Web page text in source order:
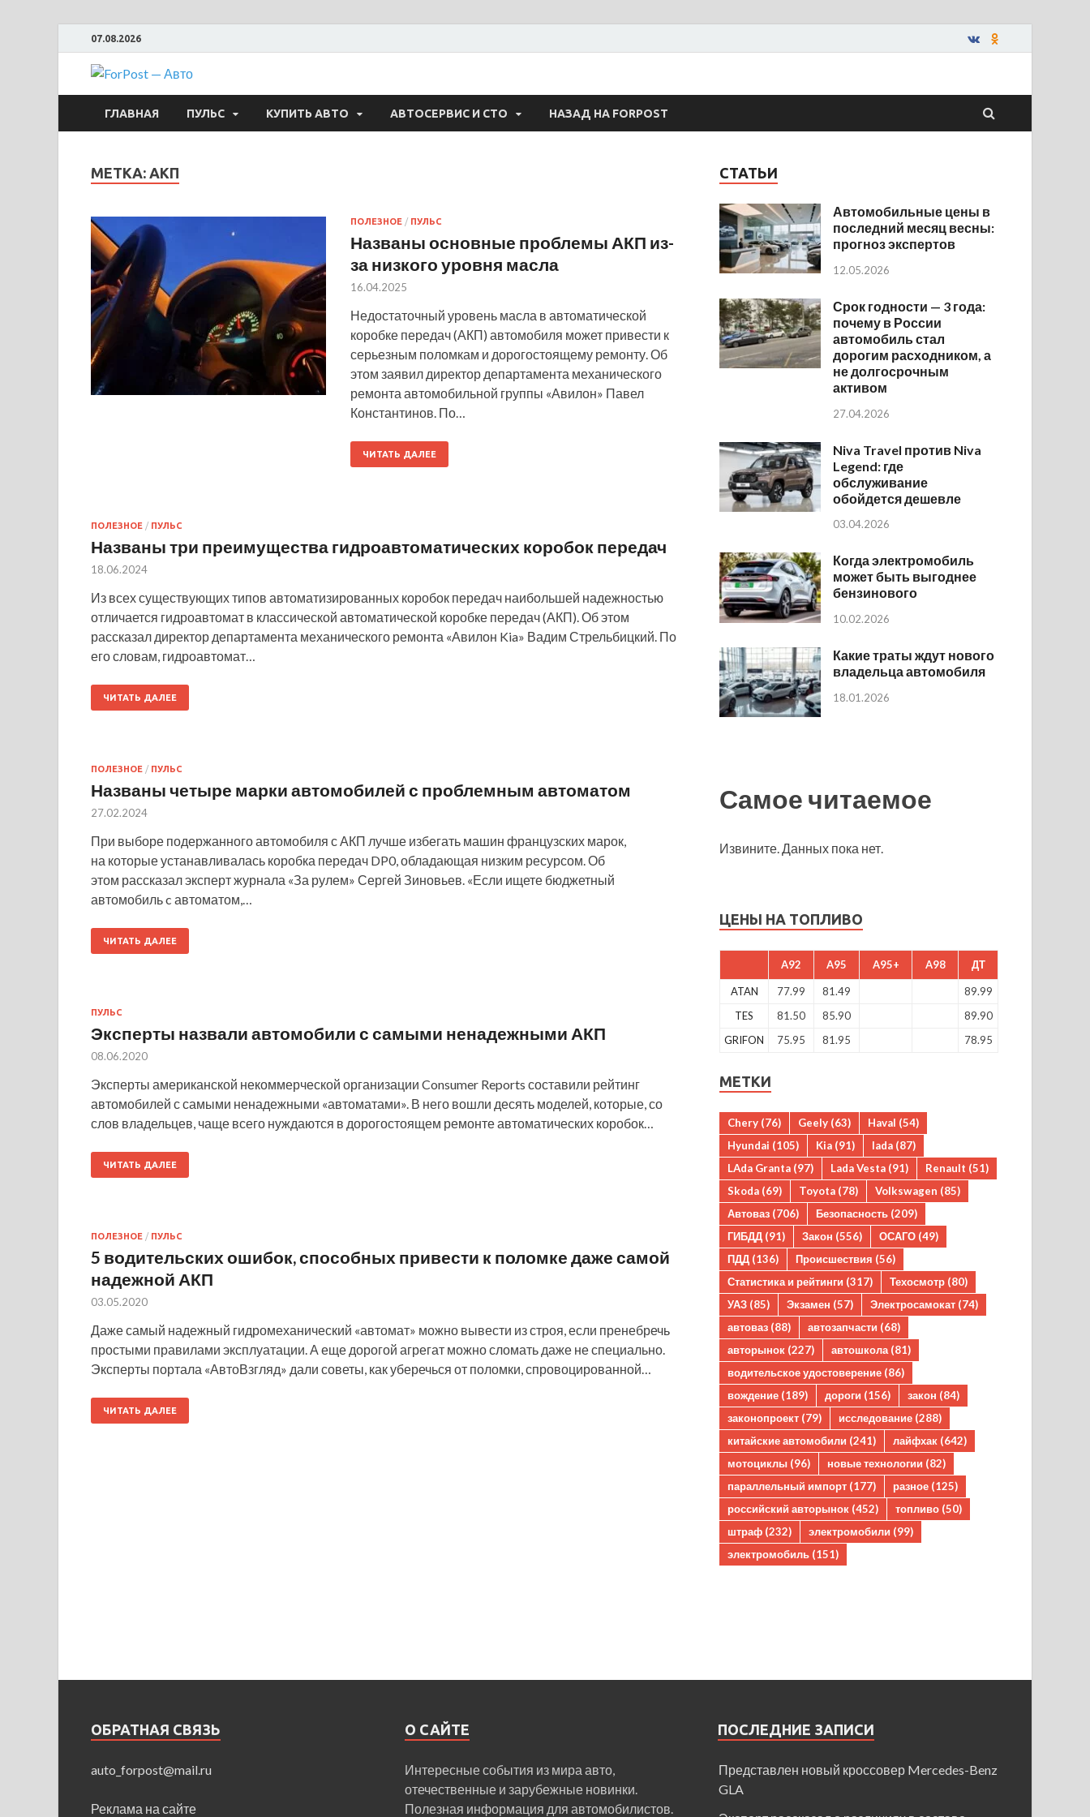
07.08.2026
ForPost — Авто
ГЛАВНАЯ ПУЛЬС КУПИТЬ АВТО АВТОСЕРВИС И СТО НАЗАД НА FORPOST
МЕТКА: АКП
ПОЛЕЗНОЕ / ПУЛЬС
Названы основные проблемы АКП из-
за низкого уровня масла
16.04.2025
Недостаточный уровень масла в автоматической
коробке передач (АКП) автомобиля может привести к
серьезным поломкам и дорогостоящему ремонту. Об
этом заявил директор департамента механического
ремонта автомобильной группы «Авилон» Павел
Константинов. По…
ЧИТАТЬ ДАЛЕЕ
ПОЛЕЗНОЕ / ПУЛЬС
Названы три преимущества гидроавтоматических коробок передач
18.06.2024
Из всех существующих типов автоматизированных коробок передач наибольшей надежностью
отличается гидроавтомат в классической автоматической коробке передач (АКП). Об этом
рассказал директор департамента механического ремонта «Авилон Kia» Вадим Стрельбицкий. По
его словам, гидроавтомат…
ЧИТАТЬ ДАЛЕЕ
ПОЛЕЗНОЕ / ПУЛЬС
Названы четыре марки автомобилей с проблемным автоматом
27.02.2024
При выборе подержанного автомобиля с АКП лучше избегать машин французских марок,
на которые устанавливалась коробка передач DP0, обладающая низким ресурсом. Об
этом рассказал эксперт журнала «За рулем» Сергей Зиновьев. «Если ищете бюджетный
автомобиль c автоматом,…
ЧИТАТЬ ДАЛЕЕ
ПУЛЬС
Эксперты назвали автомобили с самыми ненадежными АКП
08.06.2020
Эксперты американской некоммерческой организации Consumer Reports составили рейтинг
автомобилей с самыми ненадежными «автоматами». В него вошли десять моделей, которые, со
слов владельцев, чаще всего нуждаются в дорогостоящем ремонте автоматических коробок…
ЧИТАТЬ ДАЛЕЕ
ПОЛЕЗНОЕ / ПУЛЬС
5 водительских ошибок, способных привести к поломке даже самой
надежной АКП
03.05.2020
Даже самый надежный гидромеханический «автомат» можно вывести из строя, если пренебречь
простыми правилами эксплуатации. А еще дорогой агрегат можно сломать даже не специально.
Эксперты портала «АвтоВзгляд» дали советы, как уберечься от поломки, спровоцированной…
ЧИТАТЬ ДАЛЕЕ
СТАТЬИ
Автомобильные цены в
последний месяц весны:
прогноз экспертов
12.05.2026
Срок годности — 3 года:
почему в России
автомобиль стал
дорогим расходником, а
не долгосрочным
активом
27.04.2026
Niva Travel против Niva
Legend: где
обслуживание
обойдется дешевле
03.04.2026
Когда электромобиль
может быть выгоднее
бензинового
10.02.2026
Какие траты ждут нового
владельца автомобиля
18.01.2026
Самое читаемое
Извините. Данных пока нет.
ЦЕНЫ НА ТОПЛИВО
A92 A95 A95+ A98 ДТ
ATAN 77.99 81.49
89.99
TES
81.50 85.90
89.90
GRIFON
75.95 81.95 78.95
МЕТКИ
Chery (76) Geely (63) Haval (54)
Hyundai (105) Kia (91) lada (87)
LAda Granta (97) Lada Vesta (91) Renault (51)
Skoda (69) Toyota (78) Volkswagen (85)
Автоваз (706) Безопасность (209)
ГИБДД (91) Закон (556) ОСАГО (49)
ПДД (136) Происшествия (56)
Статистика и рейтинги (317) Техосмотр (80)
УАЗ (85) Экзамен (57) Электросамокат (74)
автоваз (88) автозапчасти (68)
авторынок (227) автошкола (81)
водительское удостоверение (86)
вождение (189) дороги (156) закон (84)
законопроект (79) исследование (288)
китайские автомобили (241) лайфхак (642)
мотоциклы (96) новые технологии (82)
параллельный импорт (177) разное (125)
российский авторынок (452) топливо (50)
штраф (232) электромобили (99)
электромобиль (151)
ОБРАТНАЯ СВЯЗЬ
auto_forpost@mail.ru
Реклама на сайте
О САЙТЕ
Интересные события из мира авто,
отечественные и зарубежные новинки.
Полезная информация для автомобилистов.
ПОСЛЕДНИЕ ЗАПИСИ
Представлен новый кроссовер Mercedes-Benz
GLA